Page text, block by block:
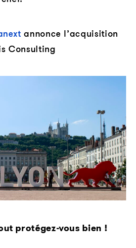
annonce l’acquisition
Consulting
protégez-vous bien !